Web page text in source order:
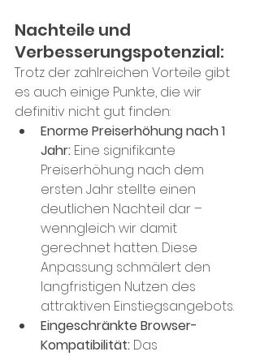
Nachteile und
Verbesserungspotenzial:
Trotz der zahlreichen Vorteile gibt
es auch einige Punkte, die wir
definitiv nicht gut finden:
Enorme Preiserhöhung nach 1
Jahr: Eine signifikante
Preiserhöhung nach dem
ersten Jahr stellte einen
deutlichen Nachteil dar –
wenngleich wir damit
gerechnet hatten. Diese
Anpassung schmälert den
langfristigen Nutzen des
attraktiven Einstiegsangebots.
Eingeschränkte Browser-
Kompatibilität: Das